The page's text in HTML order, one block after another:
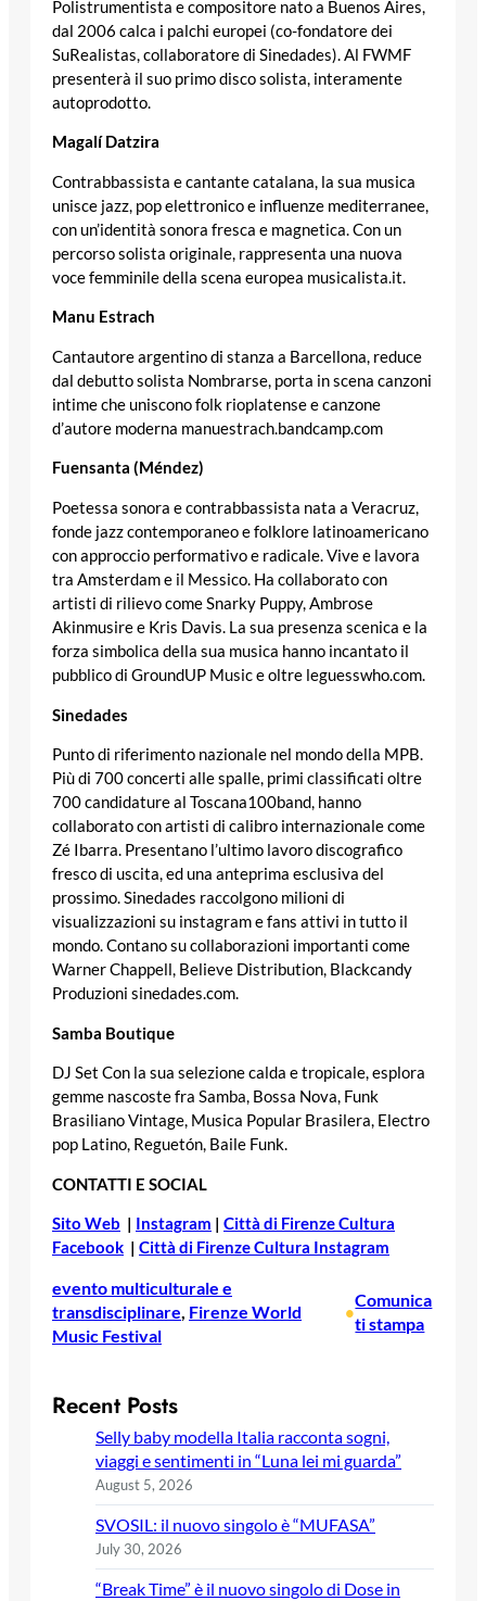
Polistrumentista e compositore nato a Buenos Aires,
dal 2006 calca i palchi europei (co-fondatore dei
SuRealistas, collaboratore di Sinedades). Al FWMF
presenterà il suo primo disco solista, interamente
autoprodotto.
Magalí Datzira
Contrabbassista e cantante catalana, la sua musica
unisce jazz, pop elettronico e influenze mediterranee,
con un’identità sonora fresca e magnetica. Con un
percorso solista originale, rappresenta una nuova
voce femminile della scena europea musicalista.it.
Manu Estrach
Cantautore argentino di stanza a Barcellona, reduce
dal debutto solista Nombrarse, porta in scena canzoni
intime che uniscono folk rioplatense e canzone
d’autore moderna manuestrach.bandcamp.com
Fuensanta (Méndez)
Poetessa sonora e contrabbassista nata a Veracruz,
fonde jazz contemporaneo e folklore latinoamericano
con approccio performativo e radicale. Vive e lavora
tra Amsterdam e il Messico. Ha collaborato con
artisti di rilievo come Snarky Puppy, Ambrose
Akinmusire e Kris Davis. La sua presenza scenica e la
forza simbolica della sua musica hanno incantato il
pubblico di GroundUP Music e oltre leguesswho.com.
Sinedades
Punto di riferimento nazionale nel mondo della MPB.
Più di 700 concerti alle spalle, primi classificati oltre
700 candidature al Toscana100band, hanno
collaborato con artisti di calibro internazionale come
Zé Ibarra. Presentano l’ultimo lavoro discografico
fresco di uscita, ed una anteprima esclusiva del
prossimo. Sinedades raccolgono milioni di
visualizzazioni su instagram e fans attivi in tutto il
mondo. Contano su collaborazioni importanti come
Warner Chappell, Believe Distribution, Blackcandy
Produzioni sinedades.com.
Samba Boutique
DJ Set Con la sua selezione calda e tropicale, esplora
gemme nascoste fra Samba, Bossa Nova, Funk
Brasiliano Vintage, Musica Popular Brasilera, Electro
pop Latino, Reguetón, Baile Funk.
CONTATTI E SOCIAL
Sito Web | Instagram | Città di Firenze Cultura
Facebook | Città di Firenze Cultura Instagram
evento multiculturale e
transdisciplinare, Firenze World
Music Festival
•
Comunica
ti stampa
Recent Posts
Selly baby modella Italia racconta sogni,
viaggi e sentimenti in “Luna lei mi guarda”
August 5, 2026
SVOSIL: il nuovo singolo è “MUFASA”
July 30, 2026
“Break Time” è il nuovo singolo di Dose in